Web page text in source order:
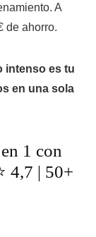
A
de ahorro.
intenso es tu
en una sola
1 con
4,7 | 50+